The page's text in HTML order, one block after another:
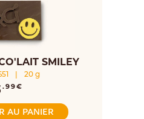
SMILEY
20 g
.99€
AU PANIER